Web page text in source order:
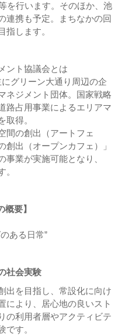
を行います。そのほか、池
連携も予定。まちなかの回
指します。
ント協議会とは
グリーン大通り周辺の企
ネジメント団体。国家戦略
路占用事業によるエリアマ
取得。
間の創出（アートフェ
創出（オープンカフェ）」
事業が実施可能となり、
。
要】
ある日常”
社会実験
出を目指し、常設化に向け
により、居心地の良いスト
の利用者層やアクティビテ
です。